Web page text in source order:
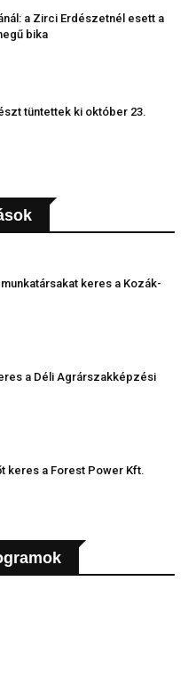
a Zirci Erdészetnél esett a
bika
tüntettek ki október 23.
keres a Kozák-
a Déli Agrárszakképzési
keres a Forest Power Kft.